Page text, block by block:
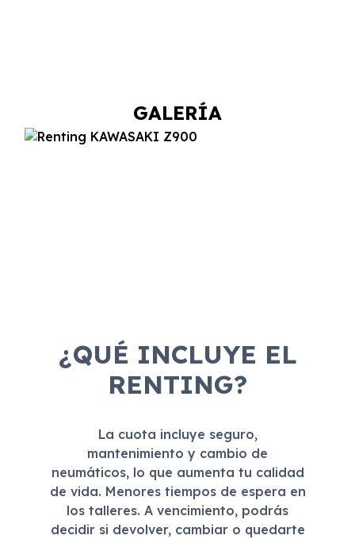
GALERÍA
¿QUÉ INCLUYE EL
RENTING?
La cuota incluye seguro,
mantenimiento y cambio de
neumáticos, lo que aumenta tu calidad
de vida. Menores tiempos de espera en
los talleres. A vencimiento, podrás
decidir si devolver, cambiar o quedarte